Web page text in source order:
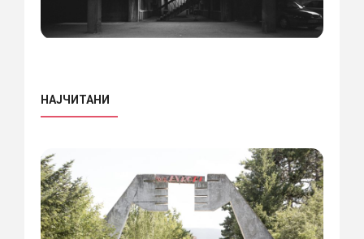
НАЈЧИТАНИ